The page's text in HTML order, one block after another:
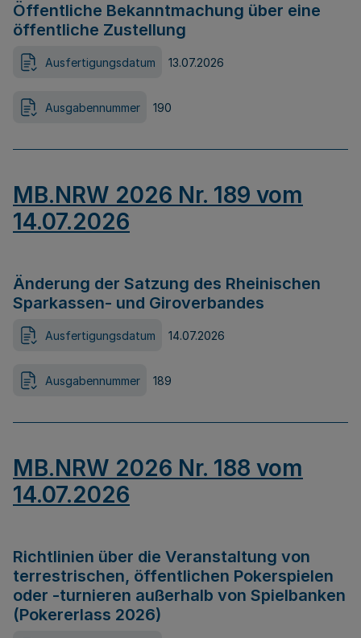
Öffentliche Bekanntmachung über eine
öffentliche Zustellung
Ausfertigungsdatum 13.07.2026
Ausgabennummer 190
MB.NRW 2026 Nr. 189 vom
14.07.2026
Änderung der Satzung des Rheinischen
Sparkassen- und Giroverbandes
Ausfertigungsdatum 14.07.2026
Ausgabennummer 189
MB.NRW 2026 Nr. 188 vom
14.07.2026
Richtlinien über die Veranstaltung von
terrestrischen, öffentlichen Pokerspielen
oder -turnieren außerhalb von Spielbanken
(Pokererlass 2026)